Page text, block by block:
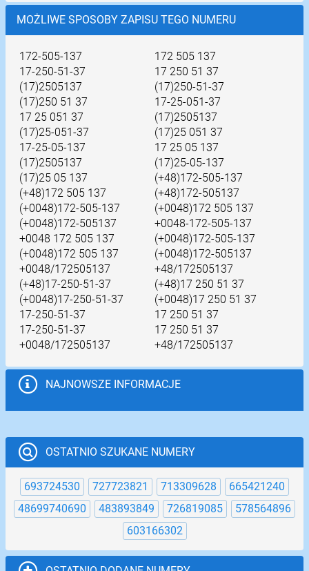
MOŻLIWE SPOSOBY ZAPISU TEGO NUMERU
172-505-137
172 505 137
17-250-51-37
17 250 51 37
(17)2505137
(17)250-51-37
(17)250 51 37
17-25-051-37
17 25 051 37
(17)2505137
(17)25-051-37
(17)25 051 37
17-25-05-137
17 25 05 137
(17)2505137
(17)25-05-137
(17)25 05 137
(+48)172-505-137
(+48)172 505 137
(+48)172-505137
(+0048)172-505-137
(+0048)172 505 137
(+0048)172-505137
+0048-172-505-137
+0048 172 505 137
(+0048)172-505-137
(+0048)172 505 137
(+0048)172-505137
+0048/172505137
+48/172505137
(+48)17-250-51-37
(+48)17 250 51 37
(+0048)17-250-51-37
(+0048)17 250 51 37
17-250-51-37
17 250 51 37
17-250-51-37
17 250 51 37
+0048/172505137
+48/172505137
NAJNOWSZE INFORMACJE
OSTATNIO SZUKANE NUMERY
693724530 727723821 713309628
665421240
48699740690
483893849 726819085
578564896
603166302